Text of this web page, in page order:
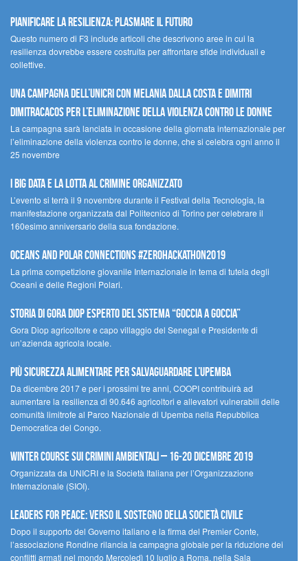
Pianificare la resilienza: plasmare il futuro
Questo numero di F3 include articoli che descrivono aree in cui la
resilienza dovrebbe essere costruita per affrontare sfide individuali e
collettive.
Una campagna dell’UNICRI con Melania Dalla Costa e Dimitri
Dimitracacos per l’eliminazione della violenza contro le donne
La campagna sarà lanciata in occasione della giornata internazionale per
l’eliminazione della violenza contro le donne, che si celebra ogni anno il
25 novembre
I Big Data e la lotta al crimine organizzato
L’evento si terrà il 9 novembre durante il Festival della Tecnologia, la
manifestazione organizzata dal Politecnico di Torino per celebrare il
160esimo anniversario della sua fondazione.
Oceans and Polar Connections #ZEROHackathon2019
La prima competizione giovanile Internazionale in tema di tutela degli
Oceani e delle Regioni Polari.
STORIA DI GORA DIOP ESPERTO DEL SISTEMA “GOCCIA A GOCCIA”
Gora Diop agricoltore e capo villaggio del Senegal e Presidente di
un’azienda agricola locale.
Più sicurezza alimentare per salvaguardare l’Upemba
Da dicembre 2017 e per i prossimi tre anni, COOPI contribuirà ad
aumentare la resilienza di 90.646 agricoltori e allevatori vulnerabili delle
comunità limitrofe al Parco Nazionale di Upemba nella Repubblica
Democratica del Congo.
Winter Course sui Crimini Ambientali – 16-20 Dicembre 2019
Organizzata da UNICRI e la Società Italiana per l’Organizzazione
Internazionale (SIOI).
Leaders for peace: verso il sostegno della società civile
Dopo il supporto del Governo italiano e la firma del Premier Conte,
l’associazione Rondine rilancia la campagna globale per la riduzione dei
conflitti armati nel mondo Mercoledì 10 luglio a Roma, nella Sala